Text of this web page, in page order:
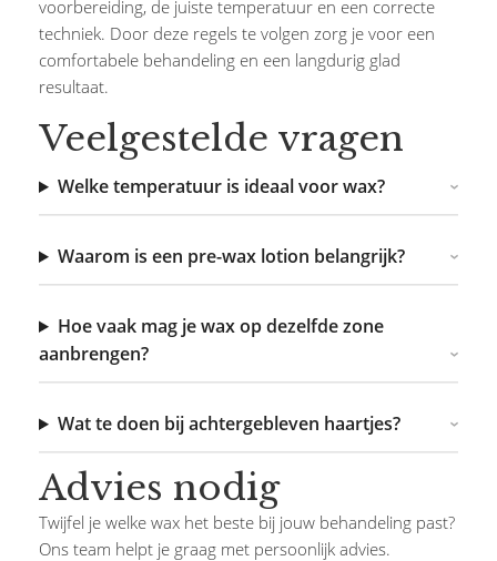
voorbereiding, de juiste temperatuur en een correcte
techniek. Door deze regels te volgen zorg je voor een
comfortabele behandeling en een langdurig glad
resultaat.
Veelgestelde vragen
Welke temperatuur is ideaal voor wax?
Waarom is een pre-wax lotion belangrijk?
Hoe vaak mag je wax op dezelfde zone
aanbrengen?
Wat te doen bij achtergebleven haartjes?
Advies nodig
Twijfel je welke wax het beste bij jouw behandeling past?
Ons team helpt je graag met persoonlijk advies.